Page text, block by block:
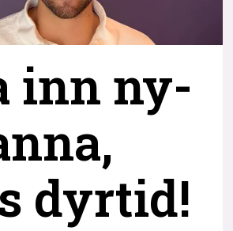
inn ny­
dyrtid!